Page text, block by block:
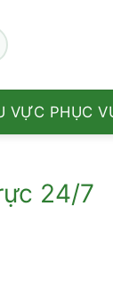
VỰC PHỤC
24/7